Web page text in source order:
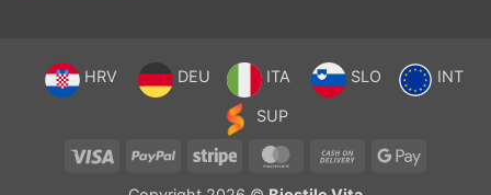
HRV DEU ITA SLO INT
SUP
Visa PayPal Stripe MasterCardCash
Google